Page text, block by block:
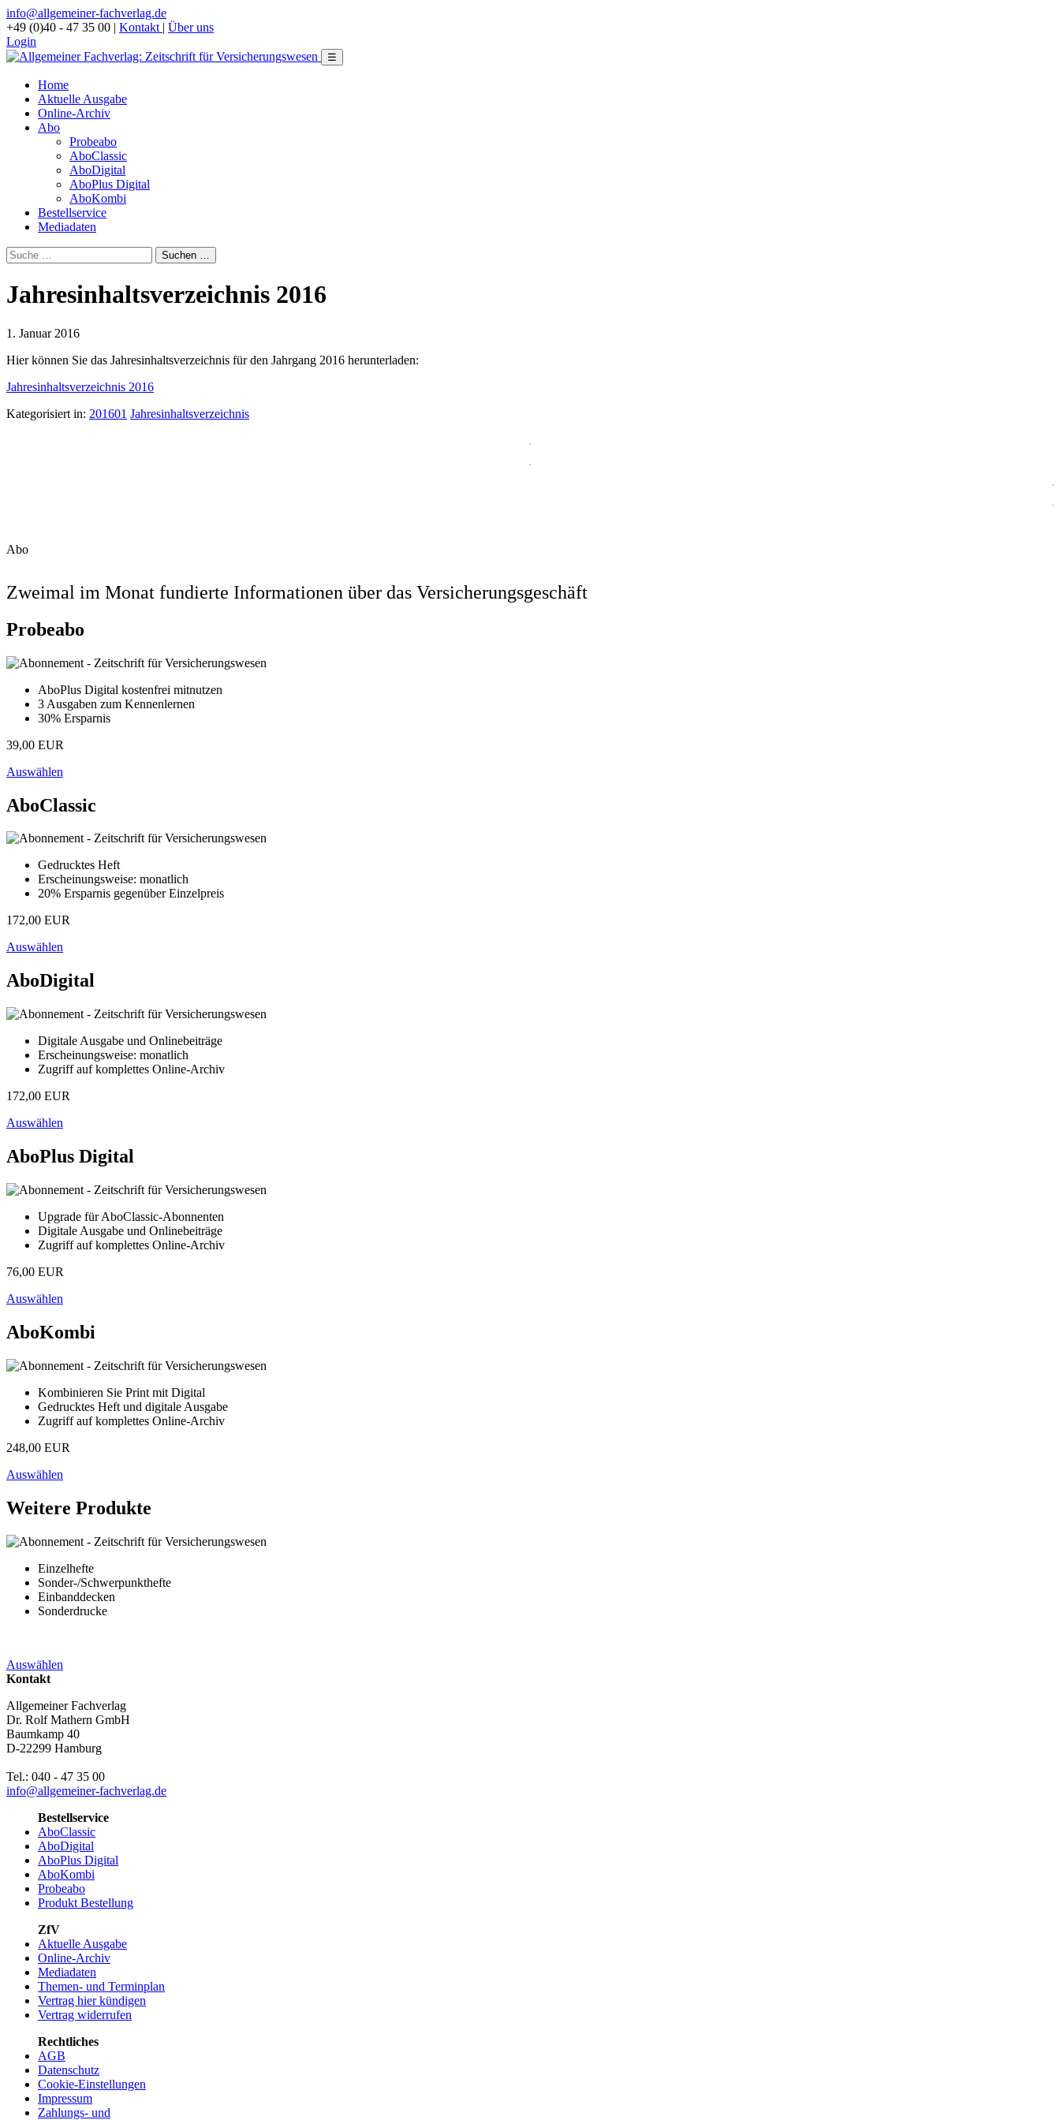
info@allgemeiner-fachverlag.de
+49 (0)40 - 47 35 00 | Kontakt | Über uns
Login
☰
Home
Aktuelle Ausgabe
Online-Archiv
Abo
Probeabo
AboClassic
AboDigital
AboPlus Digital
AboKombi
Bestellservice
Mediadaten
Jahresinhaltsverzeichnis 2016
1. Januar 2016
Hier können Sie das Jahresinhaltsverzeichnis für den Jahrgang 2016 herunterladen:
Jahresinhaltsverzeichnis 2016
Kategorisiert in: 201601 Jahresinhaltsverzeichnis
Abo
Zweimal im Monat fundierte Informationen über das Versicherungsgeschäft
Probeabo
AboPlus Digital kostenfrei mitnutzen
3 Ausgaben zum Kennenlernen
30% Ersparnis
39,00 EUR
Auswählen
AboClassic
Gedrucktes Heft
Erscheinungsweise: monatlich
20% Ersparnis gegenüber Einzelpreis
172,00 EUR
Auswählen
AboDigital
Digitale Ausgabe und Onlinebeiträge
Erscheinungsweise: monatlich
Zugriff auf komplettes Online-Archiv
172,00 EUR
Auswählen
AboPlus Digital
Upgrade für AboClassic-Abonnenten
Digitale Ausgabe und Onlinebeiträge
Zugriff auf komplettes Online-Archiv
76,00 EUR
Auswählen
AboKombi
Kombinieren Sie Print mit Digital
Gedrucktes Heft und digitale Ausgabe
Zugriff auf komplettes Online-Archiv
248,00 EUR
Auswählen
Weitere Produkte
Einzelhefte
Sonder-/Schwerpunkthefte
Einbanddecken
Sonderdrucke
Auswählen
Kontakt
Allgemeiner Fachverlag
Dr. Rolf Mathern GmbH
Baumkamp 40
D-22299 Hamburg
Tel.: 040 - 47 35 00
info@allgemeiner-fachverlag.de
Bestellservice
AboClassic
AboDigital
AboPlus Digital
AboKombi
Probeabo
Produkt Bestellung
ZfV
Aktuelle Ausgabe
Online-Archiv
Mediadaten
Themen- und Terminplan
Vertrag hier kündigen
Vertrag widerrufen
Rechtliches
AGB
Datenschutz
Cookie-Einstellungen
Impressum
Zahlungs- und